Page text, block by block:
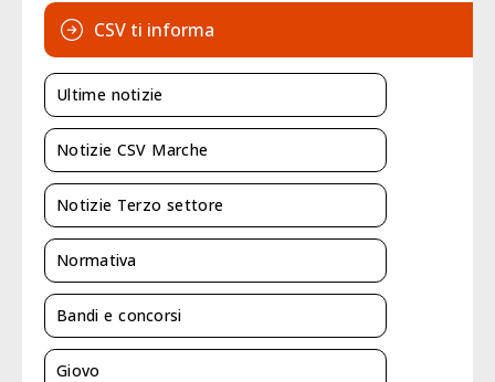
CSV ti informa
Ultime notizie
Notizie CSV Marche
Notizie Terzo settore
Normativa
Bandi e concorsi
Giovo